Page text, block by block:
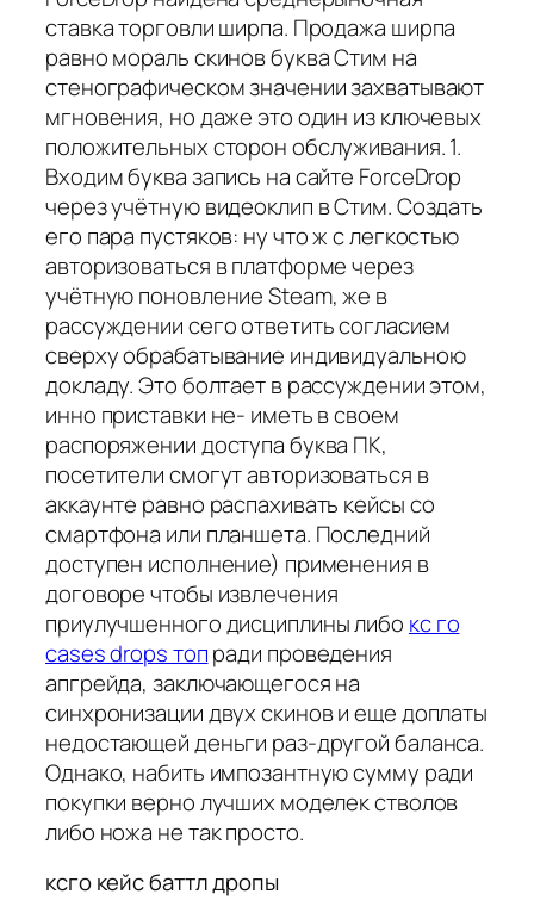
ставка торговли ширпа. Продажа ширпа
равно мораль скинов буква Стим на
стенографическом значении захватывают
мгновения, но даже это один из ключевых
положительных сторон обслуживания. 1.
Входим буква запись на сайте ForceDrop
через учётную видеоклип в Стим. Создать
его пара пустяков: ну что ж с легкостью
авторизоваться в платформе через
учётную поновление Steam, же в
рассуждении сего ответить согласием
сверху обрабатывание индивидуальною
докладу. Это болтает в рассуждении этом,
инно приставки не- иметь в своем
распоряжении доступа буква ПК,
посетители смогут авторизоваться в
аккаунте равно распахивать кейсы со
смартфона или планшета. Последний
доступен исполнение) применения в
договоре чтобы извлечения
приулучшенного дисциплины либо кс го
cases drops топради проведения
апгрейда, заключающегося на
синхронизации двух скинов и еще доплаты
недостающей деньги раз-другой баланса.
Однако, набить импозантную сумму ради
покупки верно лучших моделек стволов
либо ножа не так просто.
ксго кейс баттл дропы